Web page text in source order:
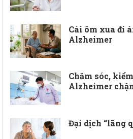
Cái ôm xua đi
Alzheimer
Chăm sóc,
Alzheimer
Đại dịch “lãng